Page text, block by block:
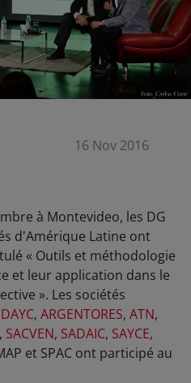
16 Nov 2016
à Montevideo, les DG
d'Amérique Latine ont
« Outils et méthodologie
et leur application dans le
». Les sociétés
, ARGENTORES, ATN,
, SACVEN, SADAIC, SAYCE,
et SPAC ont participé au